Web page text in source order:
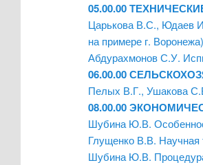
05.00.00
Царькова В.С., Юдаев
на примере г. Воронежа)
Абдурахмонов С.У.
06.00.00
Пелых В.Г., Ушакова
08.00.00
Шубина Ю.В.
Глущенко В.В. Научная
Шубина Ю.В. Процедура